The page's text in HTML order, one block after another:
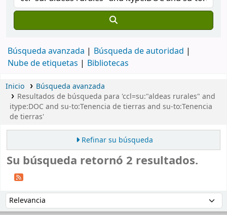
Búsqueda avanzada
Búsqueda de autoridad
Nube de etiquetas
Bibliotecas
Inicio
Búsqueda avanzada
Resultados de búsqueda para 'ccl=su:"aldeas rurales" and
itype:DOC and su-to:Tenencia de tierras and su-to:Tenencia
de tierras'
Refinar su búsqueda
Su búsqueda retornó 2 resultados.
Ordenar por: